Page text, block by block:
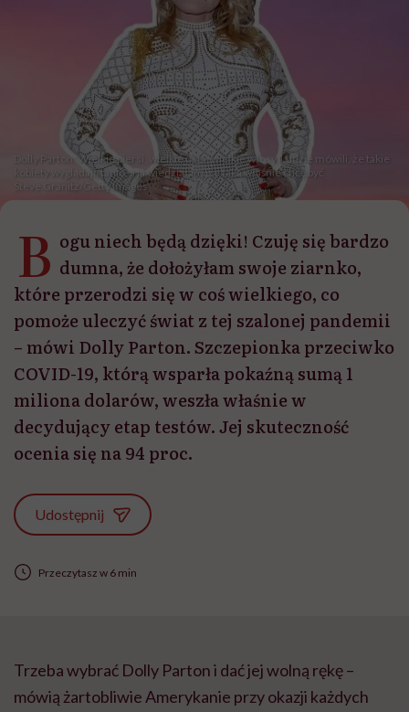
Dolly Parton: Wielkie piersi, wielkie usta, wielkie włosy. Ludzie mówili, że takie
kobiety wyglądają tanio, a ja wiedziałam, że taka właśnie chcę być
Steve Granitz/Getty Images
B ogu niech będą dzięki! Czuję się bardzo
dumna, że dołożyłam swoje ziarnko,
które przerodzi się w coś wielkiego, co
pomoże uleczyć świat z tej szalonej pandemii
– mówi Dolly Parton. Szczepionka przeciwko
COVID-19, którą wsparła pokaźną sumą 1
miliona dolarów, weszła właśnie w
decydujący etap testów. Jej skuteczność
ocenia się na 94 proc.
Udostępnij
Przeczytasz w 6 min
Trzeba wybrać Dolly Parton i dać jej wolną rękę –
mówią żartobliwie Amerykanie przy okazji każdych